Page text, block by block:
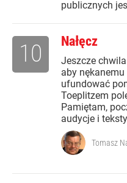
publicznych
Nałęcz
Jeszcze
aby
ufundować
Toeplitzem
Pamiętam,
audycje i
10
Tomasz